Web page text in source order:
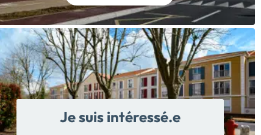
Je suis intéressé.e